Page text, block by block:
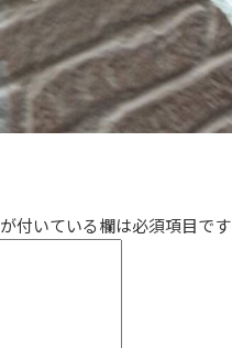
が付いている欄は必須項目です